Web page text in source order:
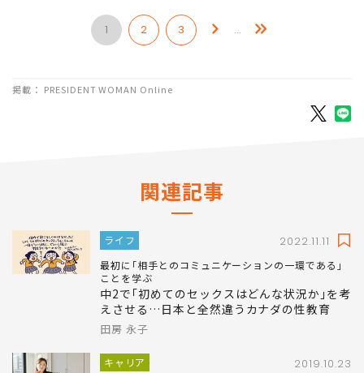
1 2 3 …
掲載： PRESIDENT WOMAN Online
関連記事
ライフ 2022.11.11
最初に｢相手とのコミュニケーションの一環である｣
ことを学ぶ
中2で｢初めてのセックスはどんな状況か｣を考
えさせる…日本と全然違うカナダの性教育
田房 永子
キャリア 2019.10.23